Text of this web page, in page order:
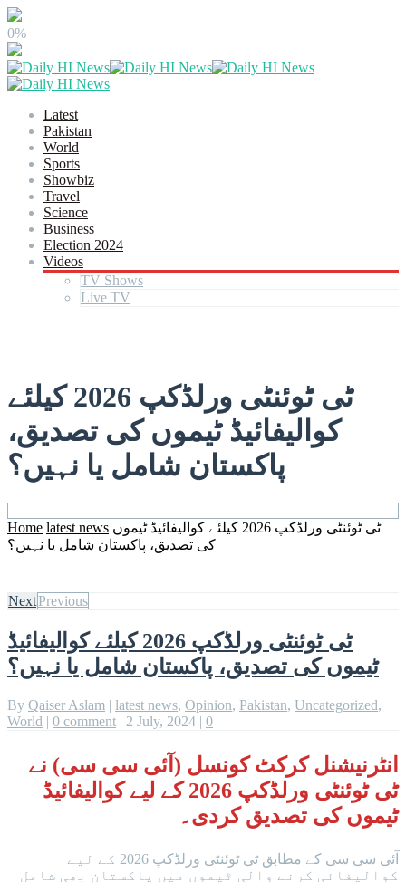
0%
Latest
Pakistan
World
Sports
Showbiz
Travel
Science
Business
Election 2024
Videos
TV Shows
Live TV
ٹی ٹوئنٹی ورلڈکپ 2026 کیلئے
کوالیفائیڈ ٹیموں کی تصدیق،
پاکستان شامل یا نہیں؟
Home latest news ٹی ٹوئنٹی ورلڈکپ 2026 کیلئے کوالیفائیڈ ٹیموں
کی تصدیق، پاکستان شامل یا نہیں؟
NextPrevious
ٹی ٹوئنٹی ورلڈکپ 2026 کیلئے کوالیفائیڈ
ٹیموں کی تصدیق، پاکستان شامل یا نہیں؟
By Qaiser Aslam | latest news, Opinion, Pakistan, Uncategorized,
World | 0 comment | 2 July, 2024 | 0
انٹرنیشنل کرکٹ کونسل (آئی سی سی) نے
ٹی ٹوئنٹی ورلڈکپ 2026 کے لیے کوالیفائیڈ
ٹیموں کی تصدیق کردی۔
آئی سی سی کے مطابق ٹی ٹوئنٹی ورلڈکپ 2026 کے لیے
کوالیفائی کرنے والی ٹیموں میں پاکستان بھی شامل